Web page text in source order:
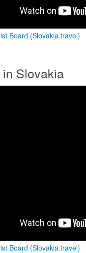
Board (Slovakia.travel)
Slovakia
Board (Slovakia.travel)